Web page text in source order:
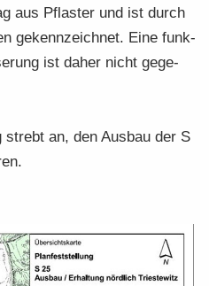
aus Pflas­ter und ist durch
ge­kenn­zeich­net. Eine funk­
ist daher nicht ge­ge­
an, den Aus­bau der S